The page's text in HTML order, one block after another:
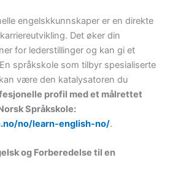
engelskkunnskaper er en direkte
Det øker din
for lederstillinger og kan gi et
språkskole som tilbyr spesialiserte
være den katalysatoren du
profil med et målrettet
Språkskole:
no/learn-english-no/.
og Forberedelse til en